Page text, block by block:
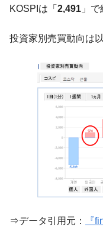
『Money1』
韓国大
断
『Money1』
中国だ
国の過剰生産が世界を
『Money1』
韓国
種は全般的「不調」
『Money1』
ン』1人当たり賠償
『Money1』 韓国で
「KDDX」1番艦、
KOSPIは「 2,491 」
投資家別売買動向は以
⇒データ引用元：
『